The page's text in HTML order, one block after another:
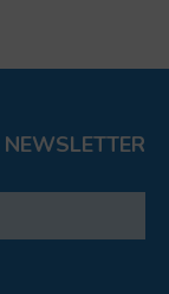
NEWSLETTER